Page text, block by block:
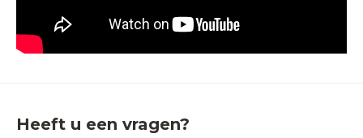
Heeft u een vragen?